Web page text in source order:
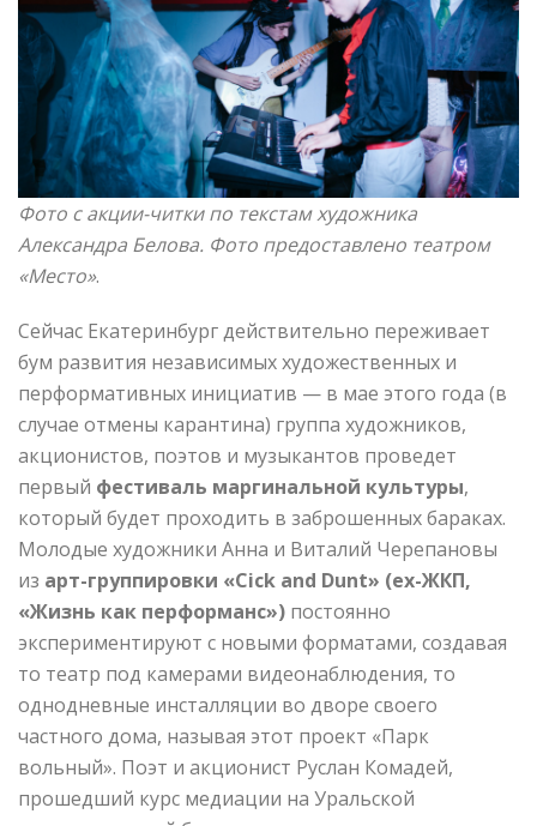
Фото с акции-читки по текстам художника
Александра Белова. Фото предоставлено театром
«Место».
Сейчас Екатеринбург действительно переживает
бум развития независимых художественных и
перформативных инициатив — в мае этого года (в
случае отмены карантина) группа художников,
акционистов, поэтов и музыкантов проведет
первый фестиваль маргинальной культуры,
который будет проходить в заброшенных бараках.
Молодые художники Анна и Виталий Черепановы
из арт-группировки «Cick and Dunt» (ex-ЖКП,
«Жизнь как перформанс») постоянно
экспериментируют с новыми форматами, создавая
то театр под камерами видеонаблюдения, то
однодневные инсталляции во дворе своего
частного дома, называя этот проект «Парк
вольный». Поэт и акционист Руслан Комадей,
прошедший курс медиации на Уральской